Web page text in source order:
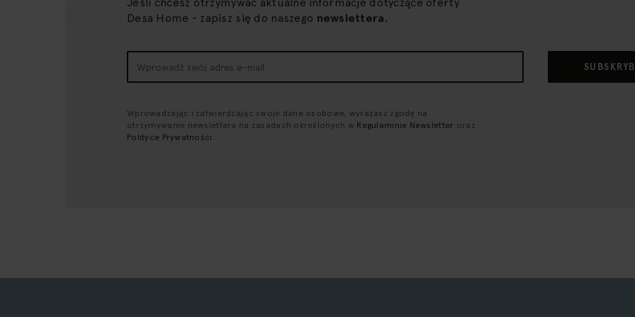
Desa Home - zapisz się do naszego newslettera.
nasz
Wprowadzając i zatwierdzając swoje dane osobowe, wyrażasz zgodę na
otrzymywanie newslettera na zasadach określonych w Regulaminie Newsletter oraz
Polityce Prywatności